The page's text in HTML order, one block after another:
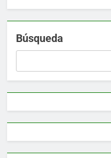
Búsqueda